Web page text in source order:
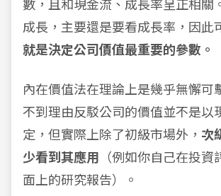
數，且和現金流、成長率呈正相關
成長，主要還是要看成長率，因此
就是決定公司價值最重要的參數。
內在價值法在理論上是幾乎無懈可
不到理由反駁公司的價值並不是以
定，但實際上除了初級市場外， 次
少看到其應用 （例如你自己在投資
面上的研究報告）。